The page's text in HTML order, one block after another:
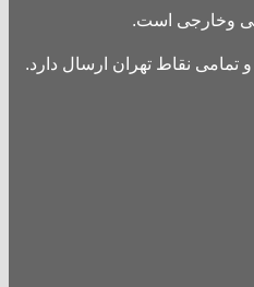
وخارجی است.